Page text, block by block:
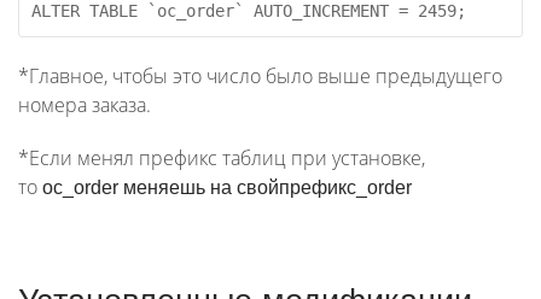
ALTER TABLE `oc_order` AUTO_INCREMENT = 2459;
*Главное, чтобы это число было выше предыдущего
номера заказа.
*Если менял префикс таблиц при установке,
то oc_order меняешь на свойпрефикс _order